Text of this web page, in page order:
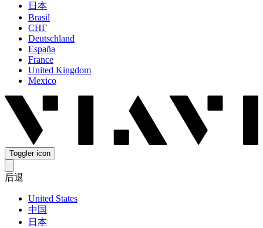
日本
Brasil
СНГ
Deutschland
España
France
United Kingdom
Mexico
Toggler icon
后退
United States
中国
日本